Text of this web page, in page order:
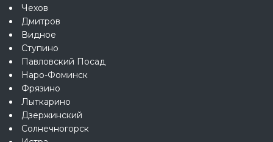
Чехов
Дмитров
Видное
Ступино
Павловский Посад
Наро-Фоминск
Фрязино
Лыткарино
Дзержинский
Солнечногорск